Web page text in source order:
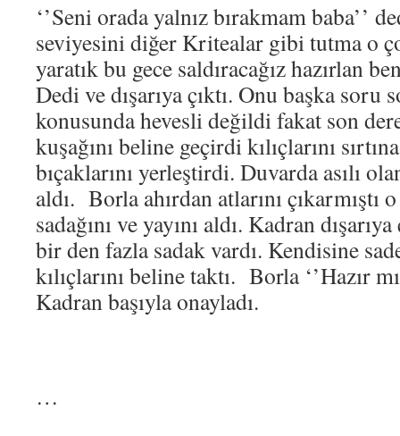
‘’Seni orada yalnız bırakmam baba’’
seviyesini diğer Kritealar gibi tutma o
yaratık bu gece saldıracağız hazırlan
Dedi ve dışarıya çıktı. Onu başka soru
konusunda hevesli değildi fakat son
kuşağını beline geçirdi kılıçlarını
bıçaklarını yerleştirdi. Duvarda asılı
aldı. Borla ahırdan atlarını çıkarmıştı
sadağını ve yayını aldı. Kadran
bir den fazla sadak vardı. Kendisine
kılıçlarını beline taktı. Borla ‘’Hazır
Kadran başıyla onayladı.
…